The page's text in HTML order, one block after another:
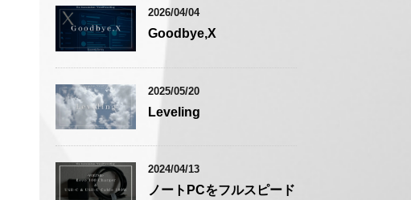
2026/04/04
Goodbye,X
2025/05/20
Leveling
2024/04/13
ノートPCをフルスピード